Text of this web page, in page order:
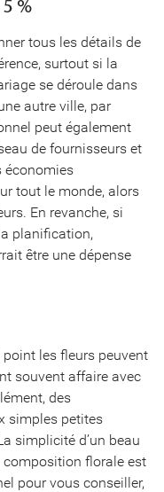
%
tous les détails de
surtout si la
se déroule dans
autre ville, par
peut également
de fournisseurs et
économies
tout le monde, alors
En revanche, si
planification,
être une dépense
les fleurs peuvent
souvent affaire avec
des
simples petites
simplicité d’un beau
composition florale est
pour vous conseiller,